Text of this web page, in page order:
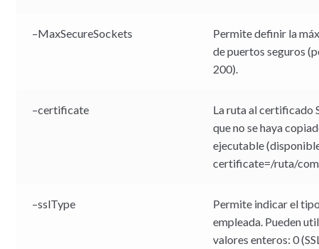
–MaxSecureSockets
Permite definir la
de puertos seguros
200).
–certificate
La ruta al certificado
que no se haya
ejecutable
certificate=/ruta/
–sslType
Permite indicar el
empleada. Pueden
valores enteros: 0